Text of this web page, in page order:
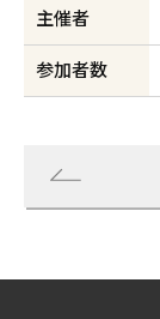
主催者
参加者数